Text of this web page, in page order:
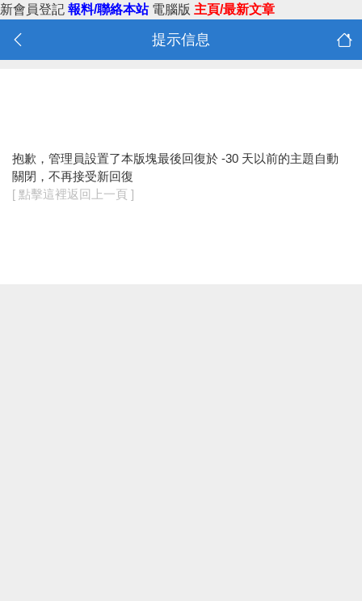
新會員登記 報料/聯絡本站 電腦版 主頁/最新文章
提示信息
抱歉，管理員設置了本版塊最後回復於 -30 天以前的主題自動
關閉，不再接受新回復
[ 點擊這裡返回上一頁 ]